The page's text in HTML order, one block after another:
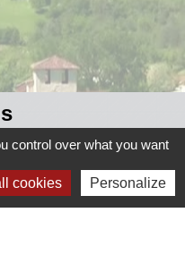
control over what you want
cookies Personalize